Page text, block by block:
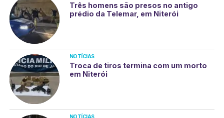
Três homens são presos no antigo
prédio da Telemar, em Niterói
NOTÍCIAS
Troca de tiros termina com um morto
em Niterói
NOTÍCIAS